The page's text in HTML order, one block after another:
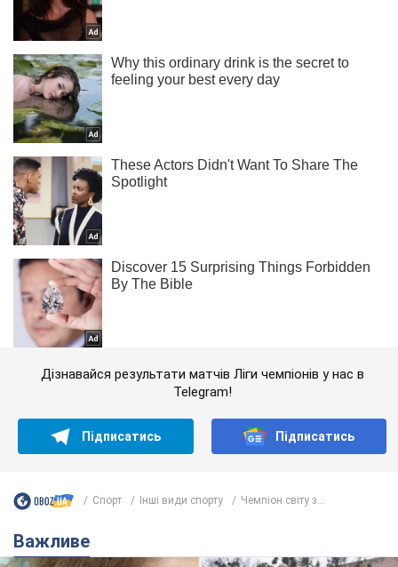
Дізнавайся результати матчів Ліги чемпіонів у нас в
Telegram!
Підписатись Підписатись
Спорт Інші види спорту Чемпіон світу з...
Важливе